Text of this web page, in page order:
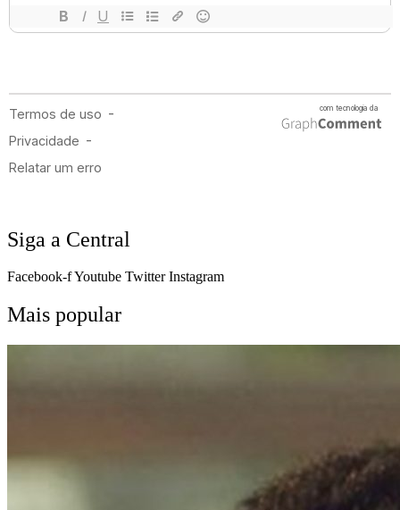
Siga a Central
Facebook-fYoutube Twitter Instagram
Mais popular